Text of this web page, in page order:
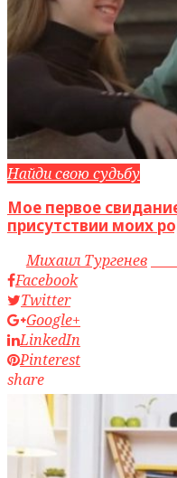
Найди свою судьбу
Мое первое
присутствии моих
byМихаил Тургенев
Facebook
Twitter
Google+
LinkedIn
Pinterest
share